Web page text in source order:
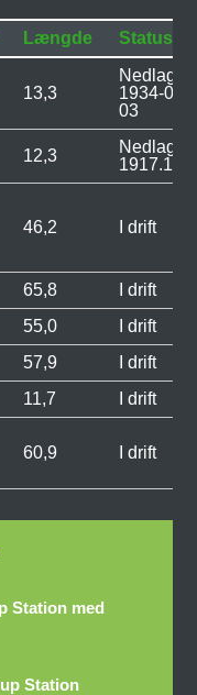
Længde Status
13,3
Nedlagt:
1934-04-
03
12,3
Nedlagt:
46,2 I drift
65,8
I drift
55,0
I drift
57,9
I drift
11,7
I drift
60,9 I drift
Station med
Station